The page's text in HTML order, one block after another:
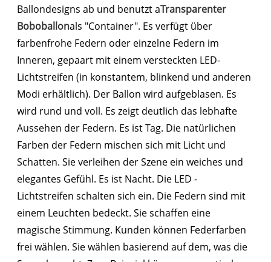
Ballondesigns ab und benutzt aTransparenter
Boboballonals "Container". Es verfügt über
farbenfrohe Federn oder einzelne Federn im
Inneren, gepaart mit einem versteckten LED-
Lichtstreifen (in konstantem, blinkend und anderen
Modi erhältlich). Der Ballon wird aufgeblasen. Es
wird rund und voll. Es zeigt deutlich das lebhafte
Aussehen der Federn. Es ist Tag. Die natürlichen
Farben der Federn mischen sich mit Licht und
Schatten. Sie verleihen der Szene ein weiches und
elegantes Gefühl. Es ist Nacht. Die LED -
Lichtstreifen schalten sich ein. Die Federn sind mit
einem Leuchten bedeckt. Sie schaffen eine
magische Stimmung. Kunden können Federfarben
frei wählen. Sie wählen basierend auf dem, was die